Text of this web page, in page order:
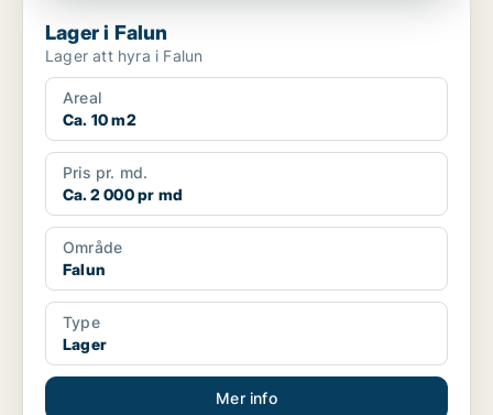
Lager i Falun
Lager att hyra i Falun
Areal
Ca. 10 m2
Pris pr. md.
Ca. 2 000 pr md
Område
Falun
Type
Lager
Mer info